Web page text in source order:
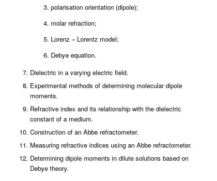
polarisation orientation (dipole);
molar refraction;
Lorenz – Lorentz model;
Debye equation.
Dielectric in a varying electric field.
Experimental methods of determining molecular dipole
moments.
Refractive index and its relationship with the dielectric
constant of a medium.
Construction of an Abbe refractometer.
Measuring refractive indices using an Abbe refractometer.
Determining dipole moments in dilute solutions based on
Debye theory.